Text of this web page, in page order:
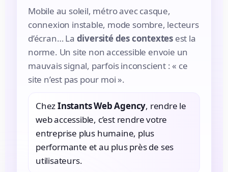
Mobile au soleil, métro avec casque,
connexion instable, mode sombre, lecteurs
d’écran… La diversité des contextes est la
norme. Un site non accessible envoie un
mauvais signal, parfois inconscient : « ce
site n’est pas pour moi ».
ChezInstants Web Agency, rendre le
web accessible, c’est rendre votre
entreprise plus humaine, plus
performante et au plus près de ses
utilisateurs.